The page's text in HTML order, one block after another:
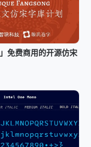
」免费商用的开源仿宋